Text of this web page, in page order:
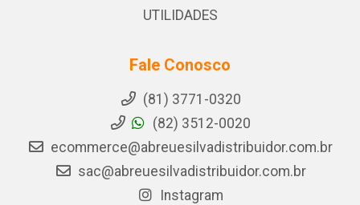
UTILIDADES
Fale Conosco
(81) 3771-0320
(82) 3512-0020
ecommerce@abreuesilvadistribuidor.com.br
sac@abreuesilvadistribuidor.com.br
Instagram